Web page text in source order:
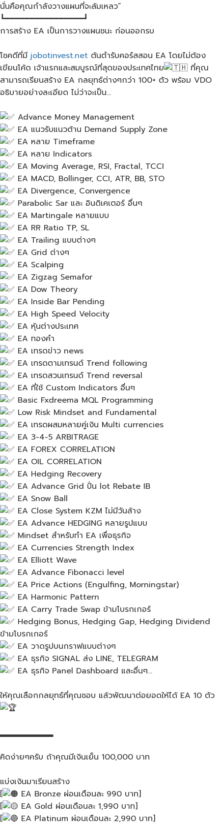
นั่นคือคุณกำลังวางแผนที่จะล้มเหลว”
┗━━━━━━━━━━━━━━━━┛
การสร้าง​ EA​ เป็นการวางแผนชนะ ก่อนออกรบ
โชคดีที่มี jobotinvest.net ​ ต้นตำรับคอร์สสอน EA โดยไม่ต้อง
เขียนโค้ด เจ้าแรกและสมบูรณ์ที่สุดของประเทศไทย
ที่คุณ
สามารถเรียนสร้าง​ EA​ กลยุทธ์​ต่างๆ​กว่า​ 100+ ตัว​ พร้อม​ VDO​
อธิบายอย่างละเอียด​ ไม่ว่าจะเป็น…
Advance Money Management
EA แนวรับแนวต้าน Demand Supply Zone
EA หลาย Timeframe
EA​ หลาย Indicators
EA​ Moving Average, RSI, Fractal, TCCI
EA MACD, Bollinger, CCI, ATR, BB, STO
EA Divergence, Convergence
Parabolic Sar และ​ อิ​นดิเคเตอร์​ อื่นๆ
EA​ Martingale หลายแบบ
EA RR Ratio TP, SL
EA Trailing แบบต่างๆ
EA Grid ต่างๆ
EA Scalping
EA Zigzag Semafor
EA Dow Theory
EA Inside Bar Pending
EA High Speed Velocity
EA หุ้นต่างประเทศ
EA​ ทองคำ
EA เทรดข่าว​ news
EA เทรดตามเทรนด์ Trend following
EA เทรดสวนเทรนด์​ Trend reversal
EA ที่ใช้ Custom Indicators อื่นๆ
Basic Fxdreema MQL Programming
Low Risk Mindset and Fundamental
EA เทรดผสมหลายคู่เงิน Multi currencies
EA 3-4-5 ARBITRAGE
EA FOREX CORRELATION
EA OIL CORRELATION
EA Hedging Recovery
EA Advance Grid ปั่น​ lot Rebate IB
EA Snow Ball
EA Close System KZM ไม่มีวันล้าง
EA Advance HEDGING หลายรูปแบบ
Mindset สำหรับ​ทำ EA เพื่อธุรกิจ
EA Currencies Strength Index
EA Elliott Wave
EA Advance Fibonacci level
EA Price Actions (Engulfing, Morningstar)
EA Harmonic Pattern
EA Carry Trade Swap ข้ามโบรกเกอร์
Hedging Bonus, Hedging Gap, Hedging Dividend
ข้ามโบรกเกอร์
EA วาดรูปบนกราฟแบบต่างๆ
EA ธุรกิจ​ SIGNAL ส่ง​ LINE, TELEGRAM
EA ธุรกิจ​ Panel Dashboard และอื่นๆ…
ให้คุณเลือกกลยุทธ์ที่คุณชอบ แล้วพัฒนาต่อยอดให้ได้ EA 10 ตัว​
▂▂▂▂▂▂▂▂▂
คิดง่ายๆครับ​ ถ้าคุณมีเงินเย็น 100,000 บาท
แบ่งเงินมาเรียนสร้าง​
[
EA Bronze ผ่อนเดือนละ​ 990 บาท]
[
EA Gold ผ่อนเดือนละ​ 1,990 บาท]
[
EA Platinum ผ่อนเดือนละ​ 2,990 บาท]